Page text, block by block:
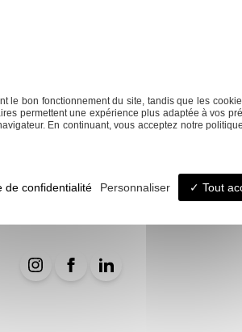
aux rideaux en coton apporte une
avec des accessoires de
de choisir des textiles durables et de
Conseils décoration
le bon fonctionnement du site, tandis que les
permettent une expérience plus adaptée à vos
En continuant, vous acceptez notre
Tout
Personnaliser
de confidentialité